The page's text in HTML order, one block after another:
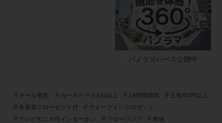
オール電化 カースペース3台以上 24時間換気
土地40坪以上
全居室クローゼット付
ウォークインクロゼット
テレビモニタ付インターホン
フローリング
角地
パノラマパース公開中